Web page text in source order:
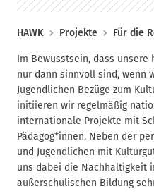
i
o
n
P
f
a
d
n
a
v
i
g
a
HAWK Projekte Für die
Im Bewusstsein, dass unsere
nur dann sinnvoll sind, wenn
Jugendlichen Bezüge zum
initiieren wir regelmäßig
internationale Projekte mit
Pädagog*innen. Neben der
und Jugendlichen mit
uns dabei die Nachhaltigkeit
außerschulischen Bildung